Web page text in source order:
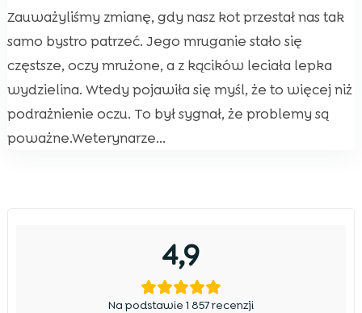
Zauważyliśmy zmianę, gdy nasz kot przestał nas tak
samo bystro patrzeć. Jego mruganie stało się
częstsze, oczy mrużone, a z kącików leciała lepka
wydzielina. Wtedy pojawiła się myśl, że to więcej niż
podrażnienie oczu. To był sygnał, że problemy są
poważne.Weterynarze...
4,9
Na podstawie 1 857 recenzji